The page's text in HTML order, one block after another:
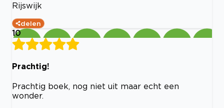
Rijswijk
delen
10
Prachtig!
Prachtig boek, nog niet uit maar echt een
wonder.